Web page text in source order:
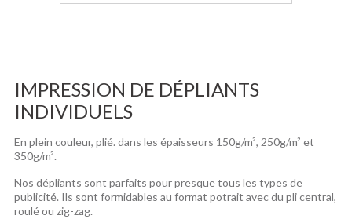
IMPRESSION DE DÉPLIANTS
INDIVIDUELS
En plein couleur, plié. dans les épaisseurs 150g/m², 250g/m² et
350g/m².
Nos dépliants sont parfaits pour presque tous les types de
publicité. Ils sont formidables au format potrait avec du pli central,
roulé ou zig-zag.